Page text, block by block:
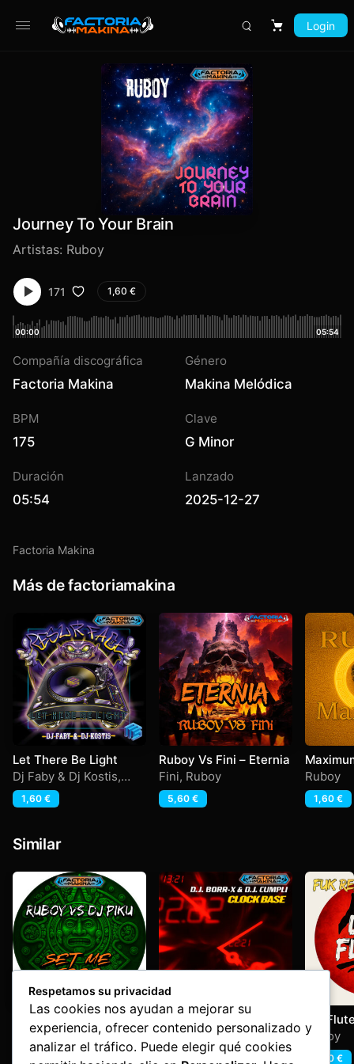
Carrito
Login
Journey To Your Brain
Artistas: Ruboy
171 1,60 €
00:00 05:54
Compañía discográfica
Factoria Makina
Género
Makina Melódica
BPM
175
Clave
G Minor
Duración
05:54
Lanzado
2025-12-27
Factoria Makina
Más de factoriamakina
Let There Be Light
Dj Faby & Dj Kostis,
Ruboy
1,60 €
Ruboy Vs Fini – Eternia
Fini, Ruboy
5,60 €
Ruboy
1,60 €
Similar
Set Me Free
Dj Piku,Ruboy
Clock Base
Dj Borr-x & Dj Cumpli
1,60
Dis
Remixs)
Ruboy
1,60 €
Respetamos su privacidad
Las cookies nos ayudan a mejorar su
experiencia, ofrecer contenido personalizado y
analizar el tráfico. Puede elegir qué cookies